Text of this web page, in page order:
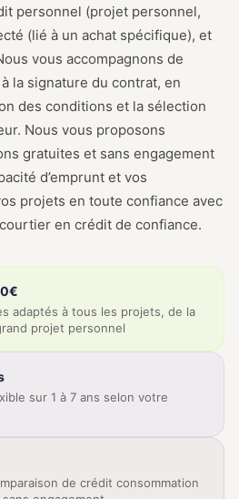
personnel (projet personnel,
(lié à un achat spécifique), et
vous accompagnons de
la signature du contrat, en
des conditions et la sélection
Nous vous proposons
gratuites et sans engagement
d’emprunt et vos
projets en toute confiance avec
en crédit de confiance.
adaptés à tous les projets, de la
projet personnel
sur 1 à 7 ans selon votre
de crédit consommation